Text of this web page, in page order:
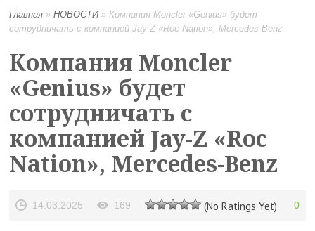
Главная »НОВОСТИ»Компания Moncler «Genius» будет
сотрудничать с компанией Jay-Z «Roc Nation», Mercedes-Benz
Компания Moncler
«Genius» будет
сотрудничать с
компанией Jay-Z «Roc
Nation», Mercedes-Benz
14.03.2025 169 (No Ratings Yet) 0